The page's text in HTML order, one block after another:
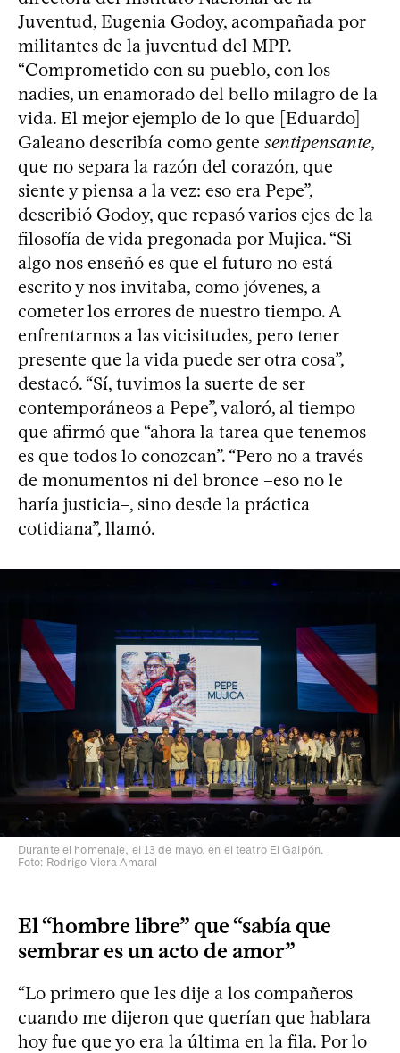
Juventud, Eugenia Godoy, acompañada por
militantes de la juventud del MPP.
“Comprometido con su pueblo, con los
nadies, un enamorado del bello milagro de la
vida. El mejor ejemplo de lo que [Eduardo]
Galeano describía como gente sentipensante,
que no separa la razón del corazón, que
siente y piensa a la vez: eso era Pepe”,
describió Godoy, que repasó varios ejes de la
filosofía de vida pregonada por Mujica. “Si
algo nos enseñó es que el futuro no está
escrito y nos invitaba, como jóvenes, a
cometer los errores de nuestro tiempo. A
enfrentarnos a las vicisitudes, pero tener
presente que la vida puede ser otra cosa”,
destacó. “Sí, tuvimos la suerte de ser
contemporáneos a Pepe”, valoró, al tiempo
que afirmó que “ahora la tarea que tenemos
es que todos lo conozcan”. “Pero no a través
de monumentos ni del bronce –eso no le
haría justicia–, sino desde la práctica
cotidiana”, llamó.
Durante el homenaje, el 13 de mayo, en el teatro El Galpón.
Foto: Rodrigo Viera Amaral
El “hombre libre” que “sabía que
sembrar es un acto de amor”
“Lo primero que les dije a los compañeros
cuando me dijeron que querían que hablara
hoy fue que yo era la última en la fila. Por lo